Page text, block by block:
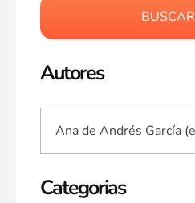
BUSCAR
Autores
Categorias